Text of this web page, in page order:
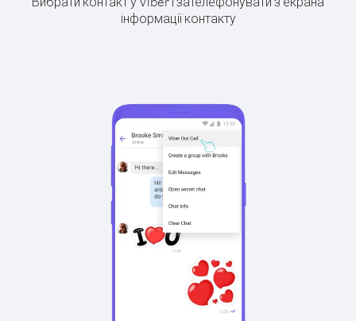
інформації контакту